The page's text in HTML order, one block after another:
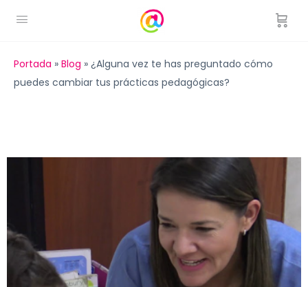
Portada » Blog » ¿Alguna vez te has preguntado cómo
puedes cambiar tus prácticas pedagógicas?